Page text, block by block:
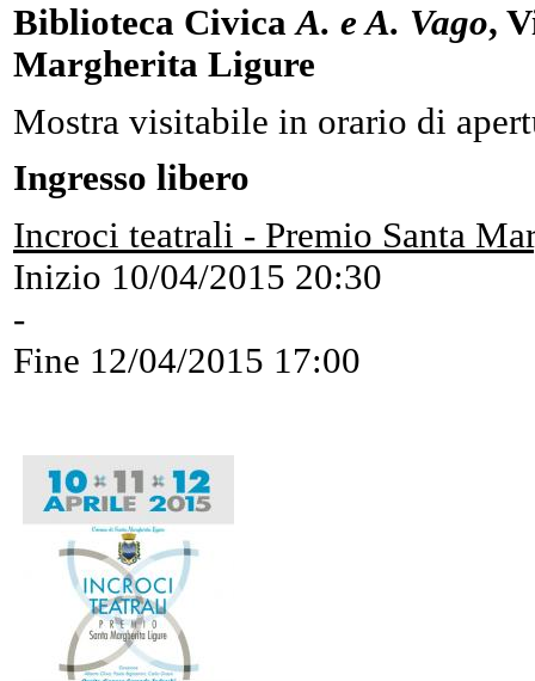
Biblioteca CivicaA. e A. Vago,
Margherita Ligure
Mostra visitabile in orario di
Ingresso libero
Incroci teatrali - Premio Santa
Inizio 10/04/2015 20:30
-
Fine 12/04/2015 17:00